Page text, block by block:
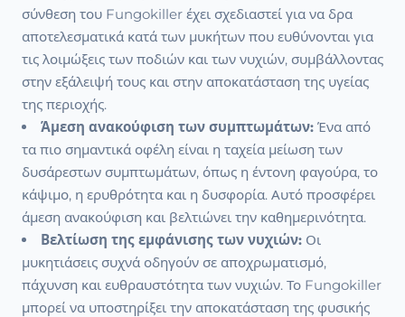
σύνθεση του Fungokiller έχει σχεδιαστεί για να δρα
αποτελεσματικά κατά των μυκήτων που ευθύνονται για
τις λοιμώξεις των ποδιών και των νυχιών, συμβάλλοντας
στην εξάλειψή τους και στην αποκατάσταση της υγείας
της περιοχής.
Άμεση ανακούφιση των συμπτωμάτων: Ένα από
τα πιο σημαντικά οφέλη είναι η ταχεία μείωση των
δυσάρεστων συμπτωμάτων, όπως η έντονη φαγούρα, το
κάψιμο, η ερυθρότητα και η δυσφορία. Αυτό προσφέρει
άμεση ανακούφιση και βελτιώνει την καθημερινότητα.
Βελτίωση της εμφάνισης των νυχιών: Οι
μυκητιάσεις συχνά οδηγούν σε αποχρωματισμό,
πάχυνση και ευθραυστότητα των νυχιών. Το Fungokiller
μπορεί να υποστηρίξει την αποκατάσταση της φυσικής